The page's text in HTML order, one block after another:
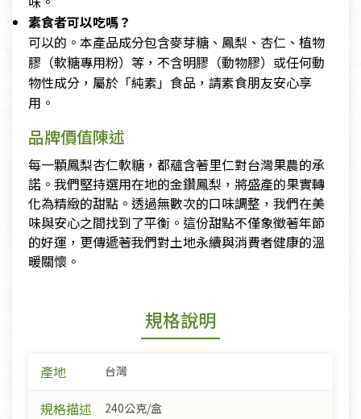
素食者可以吃嗎？
可以的。本產品成分包含麥芽糖、鳳梨、杏仁、植物
膠（軟糖專用粉）等，不含明膠（動物膠）或任何動
物性成分，屬於「純素」食品，請素食朋友安心享
用。
品牌價值陳述
每一顆鳳梨杏仁軟糖，都蘊含著里仁對台灣果農的承
諾。我們堅持選用在地的金鑽鳳梨，將盛產的果實轉
化為精緻的甜點。透過無數次的口味調整，我們在美
味與安心之間找到了平衡。這份甜點不僅象徵著年節
的好運，更傳遞著我們對土地永續與消費者健康的溫
暖關懷。
規格說明
產地 台灣
規格描述 240公克/盒